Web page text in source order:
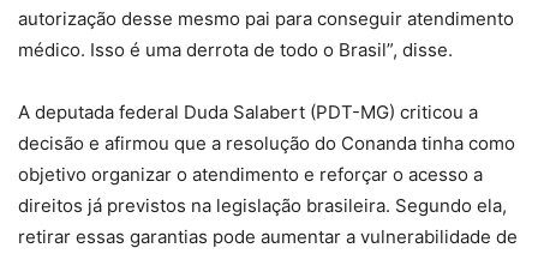
autorização desse mesmo pai para conseguir atendimento
médico. Isso é uma derrota de todo o Brasil”, disse.
A deputada federal Duda Salabert (PDT-MG) criticou a
decisão e afirmou que a resolução do Conanda tinha como
objetivo organizar o atendimento e reforçar o acesso a
direitos já previstos na legislação brasileira. Segundo ela,
retirar essas garantias pode aumentar a vulnerabilidade de